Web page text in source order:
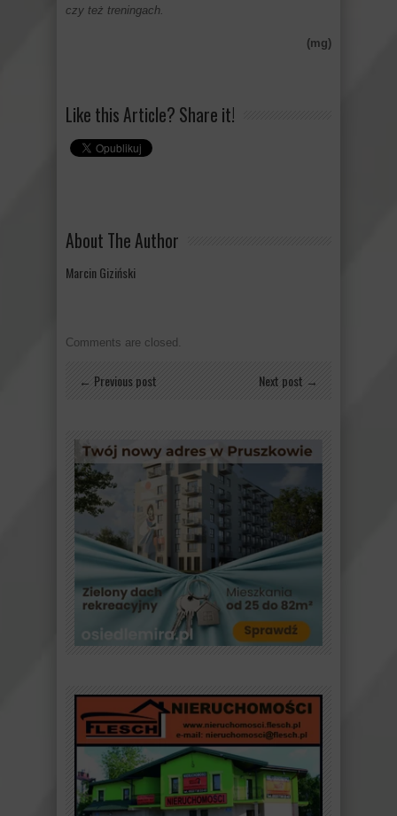
czy też treningach.
(mg)
Like this Article? Share it!
About The Author
Marcin Giziński
Comments are closed.
← Previous post Next post →